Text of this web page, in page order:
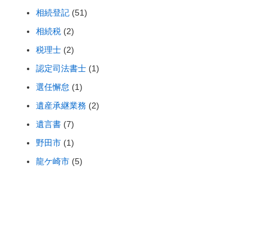
相続登記 (51)
相続税 (2)
税理士 (2)
認定司法書士 (1)
選任懈怠 (1)
遺産承継業務 (2)
遺言書 (7)
野田市 (1)
龍ケ崎市 (5)